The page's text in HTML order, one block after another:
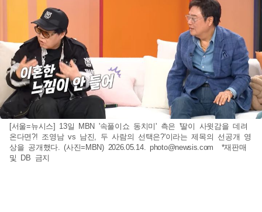
[서울=뉴시스] 13일 MBN '속풀이쇼 동치미' 측은 '딸이 사윗감을 데려
온다면?! 조영남 vs 남진, 두 사람의 선택은?'이라는 제목의 선공개 영
상을 공개했다. (사진=MBN) 2026.05.14. photo@newsis.com *재판매
및 DB 금지